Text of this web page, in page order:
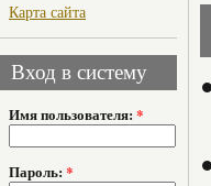
Карта сайта
Вход в систему
Имя пользователя: *
Пароль: *